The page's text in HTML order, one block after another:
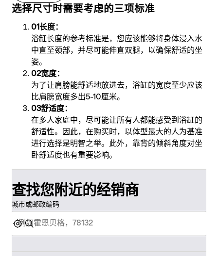
选择尺寸时需要考虑的三项标准
长度：
浴缸长度的参考标准是，您应该能够将身体浸入水
中直至颈部，并尽可能伸直双腿，以确保舒适的坐
姿。
宽度：
为了让肩膀能舒适地放进去，浴缸的宽度至少应该
比肩膀宽度多出5-10厘米。
舒适度：
在多人家庭中，尽可能让所有人都能感受到浴缸的
舒适性。因此，在购买时，以体型最大的人为基准
进行选择是明智之举。此外，靠背的倾斜角度对坐
卧舒适度也有重要影响。
查找您附近的经销商
城市或邮政编码